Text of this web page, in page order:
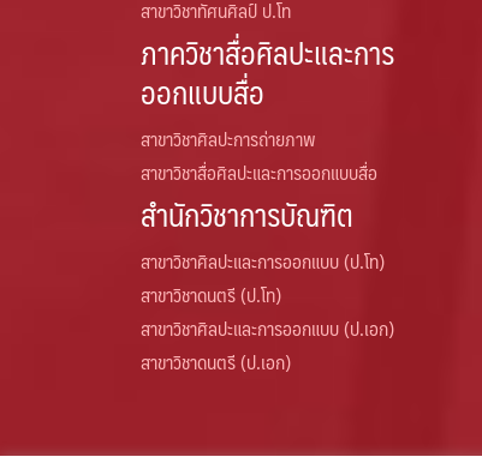
สาขาวิชาทัศนศิลป์ ป.โท
ภาควิชาสื่อศิลปะและการ
ออกแบบสื่อ
สาขาวิชาศิลปะการถ่ายภาพ
สาขาวิชาสื่อศิลปะและการออกแบบสื่อ
สำนักวิชาการบัณฑิต
สาขาวิชาศิลปะและการออกแบบ (ป.โท)
สาขาวิชาดนตรี (ป.โท)
สาขาวิชาศิลปะและการออกแบบ (ป.เอก)
สาขาวิชาดนตรี (ป.เอก)